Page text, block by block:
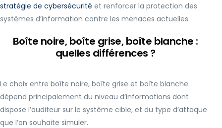
stratégie de cybersécurité et renforcer la protection des
systèmes d’information contre les menaces actuelles.
Boîte noire, boîte grise, boîte blanche :
quelles différences ?
Le choix entre boîte noire, boîte grise et boîte blanche
dépend principalement du niveau d’informations dont
dispose l’auditeur sur le système cible, et du type d’attaque
que l’on souhaite simuler.